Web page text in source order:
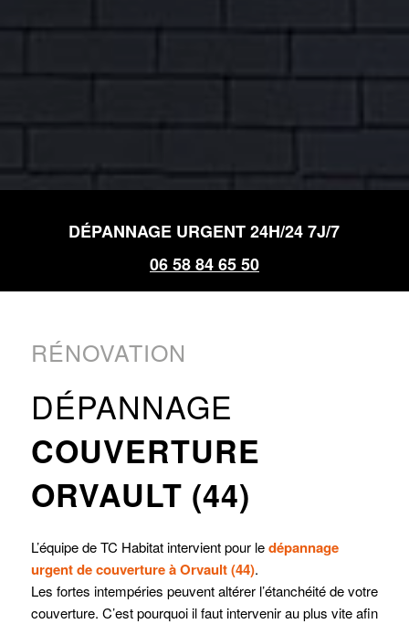
DÉPANNAGE URGENT 24H/24 7J/7
06 58 84 65 50
RÉNOVATION
DÉPANNAGE
COUVERTURE
ORVAULT (44)
L’équipe de TC Habitat intervient pour ledépannage
urgent de couverture à Orvault (44).
Les fortes intempéries peuvent altérer l’étanchéité de votre
couverture. C’est pourquoi il faut intervenir au plus vite afin